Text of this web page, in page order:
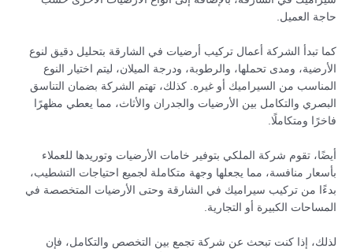
حاجة العميل.
كما تبدأ الشركة أعمال تركيب أرضيات في الشارقة بتحليل دقيق لنوع
الأرضية، ومدى تحملها، والرطوبة، ودرجة الميلان، ليتم اختيار النوع
المناسب من السيراميك أو غيره. كذلك، تهتم الشركة بضمان التناسق
البصري والتكامل بين الأرضيات والجدران والأثاث، مما يعطي مظهرًا
فاخرًا ومتكاملًا.
أيضًا، تقوم شركة الملكي بتوفير خامات الأرضيات وتوريدها للعملاء
بأسعار منافسة، مما يجعلها وجهة متكاملة لجميع احتياجات التشطيب،
بدءًا من تركيب سيراميك في الشارقة وحتى الأرضيات المتخصصة في
المساحات الكبيرة أو التجارية.
لذلك، إذا كنت تبحث عن شركة تجمع بين التخصص والتكامل، فإن